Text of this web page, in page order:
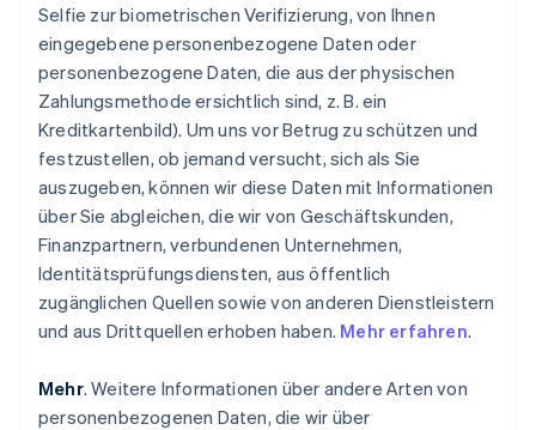
Selfie zur biometrischen Verifizierung, von Ihnen
eingegebene personenbezogene Daten oder
personenbezogene Daten, die aus der physischen
Zahlungsmethode ersichtlich sind, z. B. ein
Kreditkartenbild). Um uns vor Betrug zu schützen und
festzustellen, ob jemand versucht, sich als Sie
auszugeben, können wir diese Daten mit Informationen
über Sie abgleichen, die wir von Geschäftskunden,
Finanzpartnern, verbundenen Unternehmen,
Identitätsprüfungsdiensten, aus öffentlich
zugänglichen Quellen sowie von anderen Dienstleistern
und aus Drittquellen erhoben haben. Mehr erfahren.
Mehr. Weitere Informationen über andere Arten von
personenbezogenen Daten, die wir über